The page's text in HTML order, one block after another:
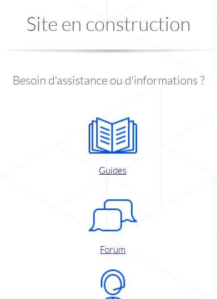
Site en construction
Besoin d'assistance ou d'informations ?
Guides
Forum